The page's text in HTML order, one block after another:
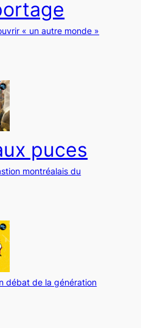
« un autre monde »
puces
montréalais du
débat de la génération